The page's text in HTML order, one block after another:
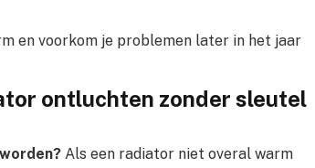
en voorkom je problemen later in het jaar
ontluchten zonder sleutel
Als een radiator niet overal warm